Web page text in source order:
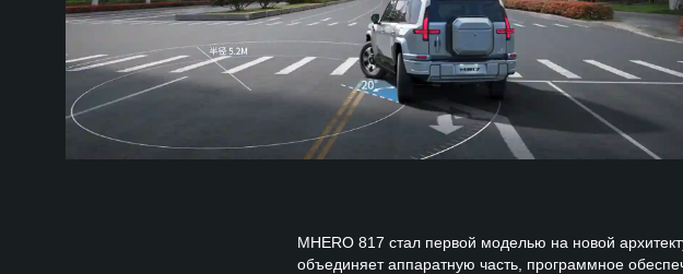
MHERO 817 стал первой моделью на новой
объединяет аппаратную часть, программное